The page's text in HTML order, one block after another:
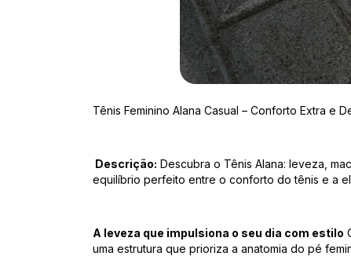
Tênis Feminino Alana Casual – Conforto Extra e
Descrição: Descubra o Tênis Alana: leveza,
equilíbrio perfeito entre o conforto do tênis e a
A leveza que impulsiona o seu dia com estilo
uma estrutura que prioriza a anatomia do pé